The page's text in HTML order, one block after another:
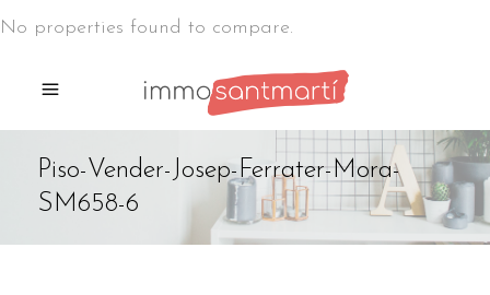
No properties found to compare.
Piso-Vender-Josep-Ferrater-Mora-
SM658-6